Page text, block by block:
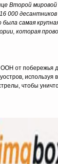
Второй
000
самая
которая
от побережья
используя
чтобы